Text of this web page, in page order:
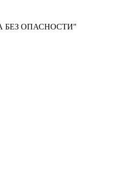
БЕЗ ОПАСНОСТИ"